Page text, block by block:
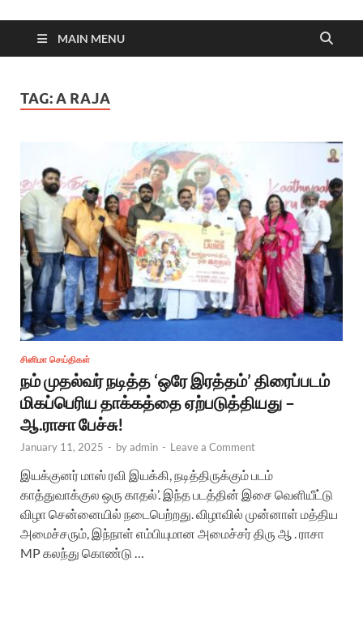
MAIN MENU
TAG:A RAJA
சினிமா செய்திகள்
நம் முதல்வர் நடித்த ‘ஒரே இரத்தம்’ திரைப்படம்
மிகப்பெரிய தாக்கத்தை ஏற்படுத்தியது –
ஆ.ராசா பேச்சு!
January 11, 2025 - byadmin - Leave a Comment
இயக்குனர் மாஸ் ரவி இயக்கி, நடித்திருக்கும் படம்
காத்துவாக்குல ஒரு காதல்’. இந்த படத்தின் இசை வெளியீட்டு
விழா சென்னையில் நடைபெற்றது. விழாவில் முன்னாள் மத்திய
அமைச்சரும், இந்நாள் எம்பியுமான அமைச்சர் திரு ஆ . ராசா
MP கலந்து கொண்டு …